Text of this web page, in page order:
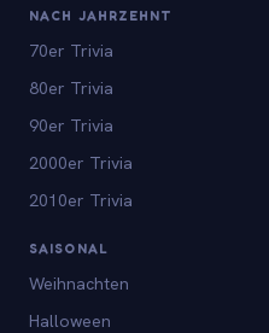
NACH JAHRZEHNT
70er Trivia
80er Trivia
90er Trivia
2000er Trivia
2010er Trivia
SAISONAL
Weihnachten
Halloween